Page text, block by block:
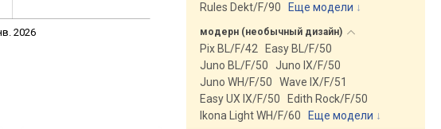
2026
Rules Dekt/F/90
Еще модели ↓
модерн (необычный дизайн)
Pix BL/F/42
Easy BL/F/50
Juno BL/F/50
Juno IX/F/50
Juno WH/F/50
Wave IX/F/51
Easy UX IX/F/50
Edith Rock/F/50
Ikona Light WH/F/60
Еще модели ↓